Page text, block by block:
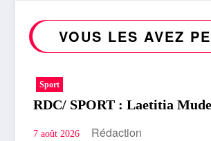
VOUS LES AVEZ
Sport
RDC/ SPORT : Laetitia
7 août 2026 Rédaction